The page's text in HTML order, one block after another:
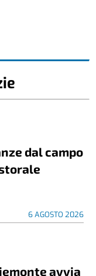
dal campo
6 AGOSTO 2026
avvia